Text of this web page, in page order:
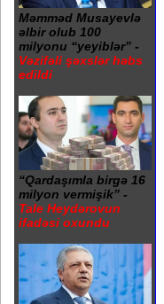
Məmməd Musayevlə
əlbir olub 100
milyonu “yeyiblər” -
Vəzifəli şəxslər həbs
edildi
“Qardaşımla birgə 16
milyon vermişik” -
Tale Heydərovun
ifadəsi oxundu